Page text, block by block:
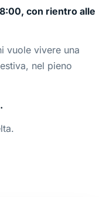
con rientro alle
vuole vivere una
nel pieno